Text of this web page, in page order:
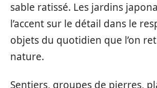
sable ratissé. Les jardins
l’accent sur le détail dans le
objets du quotidien que l’on
nature.
Sentiers, groupes de pierres,